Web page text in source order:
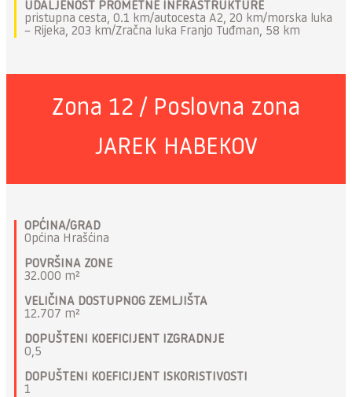
UDALJENOST PROMETNE INFRASTRUKTURE
pristupna cesta, 0.1 km/autocesta A2, 20 km/morska luka
– Rijeka, 203 km/Zračna luka Franjo Tuđman, 58 km
Zona 12 / Poslovna zona
JAREK HABEKOV
OPĆINA/GRAD
Općina Hrašćina
POVRŠINA ZONE
32.000 m²
VELIČINA DOSTUPNOG ZEMLJIŠTA
12.707 m²
DOPUŠTENI KOEFICIJENT IZGRADNJE
0,5
DOPUŠTENI KOEFICIJENT ISKORISTIVOSTI
1